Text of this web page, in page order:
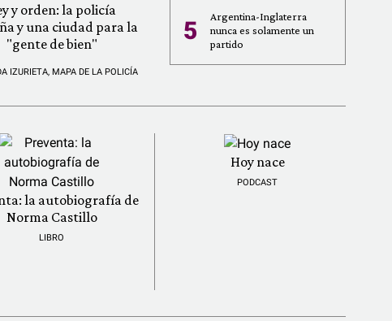
y orden: la policía
y una ciudad para la
"gente de bien"
IZURIETA, MAPA DE LA POLICÍA
5
Argentina-Inglaterra
nunca es solamente un
partido
la autobiografía de
Norma Castillo
LIBRO
Hoy nace
PODCAST